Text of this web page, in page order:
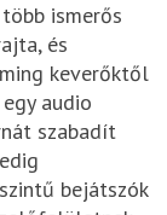
ismerős
és
keverőktől
audio
szabadít
bejátszók